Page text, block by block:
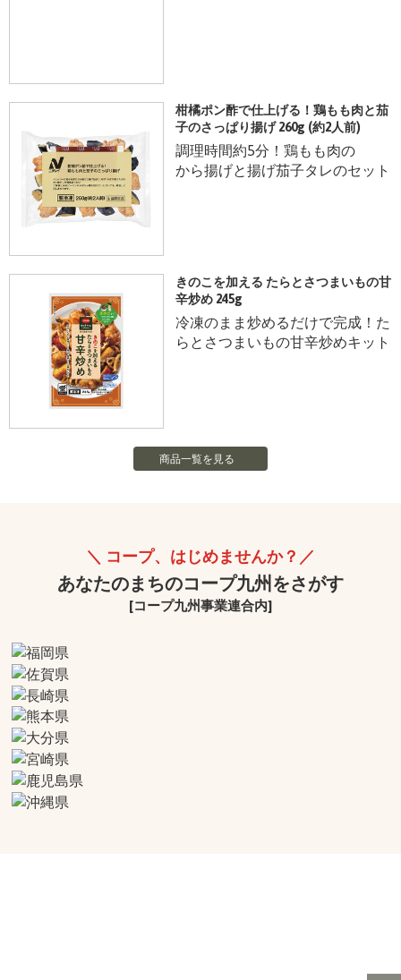
柑橘ポン酢で仕上げる！鶏もも肉と茄
子のさっぱり揚げ 260g (約2人前)
調理時間約5分！鶏もも肉の
から揚げと揚げ茄子タレのセット
きのこを加える たらとさつまいもの甘
辛炒め 245g
冷凍のまま炒めるだけで完成！た
らとさつまいもの甘辛炒めキット
商品一覧を見る
コープ、はじめませんか？
あなたのまちのコープ九州をさがす
[コープ九州事業連合内]